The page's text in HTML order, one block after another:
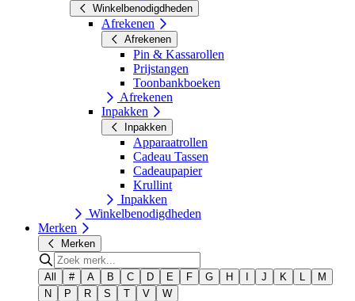
Winkelbenodigdheden
Afrekenen
Afrekenen
Pin & Kassarollen
Prijstangen
Toonbankboeken
Afrekenen
Inpakken
Inpakken
Apparaatrollen
Cadeau Tassen
Cadeaupapier
Krullint
Inpakken
Winkelbenodigdheden
Merken
Merken
All # A B C D E F G H J K L
M
N
P R S T V W